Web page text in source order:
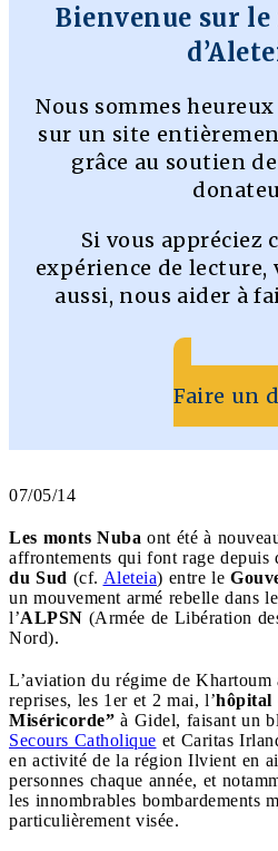
Bienvenue sur
Nous sommes
sur un site
grâce au soutien
Si vous appréciez
expérience de lecture,
aussi, nous aider à
Faire un
07/05/14
Les monts Nuba ont été à
affrontements qui font rage depuis
du Sud (cf. Aleteia) entre le
un mouvement armé rebelle dans
l’ALPSN (Armée de Libération
Nord).
L’aviation du régime de Khartoum
reprises, les 1er et 2 mai, l’hôpital
Miséricorde” à Gidel, faisant un
Secours Catholique et Caritas
en activité de la région Ilvient en
personnes chaque année, et
les innombrables bombardements
particulièrement visée.